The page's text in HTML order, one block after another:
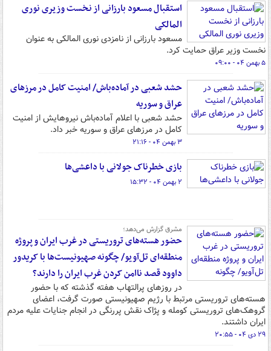
استقبال مسعود بارزانی از نخست وزیری نوری
المالکی
مسعود بارزانی از نامزدی نوری المالکی به عنوان
نخست وزیر عراق حمایت کرد.
۵ بهمن ۰۴ - ۰۹:۰۰
حشد شعبی در آماده‌باش/ امنیت کامل در مرزهای
عراق و سوریه
حشد شعبی با اعلام آماده‌باش نیروهایش از امنیت
کامل در مرزهای عراق و سوریه خبر داد.
۳ بهمن ۰۴ - ۲۱:۱۶
بازی‌ خطرناک جولانی با داعشی‌ها
۲ بهمن ۰۴ - ۱۵:۳۲
مشرق گزارش می‌دهد؛
حضور هسته‌های تروریستی در غرب ایران و پروژه
منطقه‌ای تل‌آویو/ چگونه صهیونیست‌ها با کریدور
داوود قصد ناامن کردن غرب ایران را دارند؟
در روزهای پرالتهاب هفته گذشته که با حضور
هسته‌های تروریستی مرتبط با رژیم صهیونیستی صورت گرفت، اعضای
گروهک‌های تروریستی کومله و پژاک نقش پررنگی در انجام جنایات علیه مردم
ایران داشتند.
۲۹ دی ۰۴ - ۲۰:۵۵